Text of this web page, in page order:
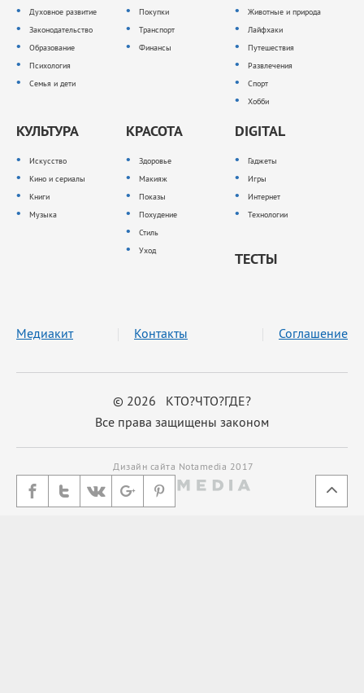
Духовное развитие
Законодательство
Образование
Психология
Семья и дети
Покупки
Транспорт
Финансы
Животные и природа
Лайфхаки
Путешествия
Развлечения
Спорт
Хобби
КУЛЬТУРА
Искусство
Кино и сериалы
Книги
Музыка
КРАСОТА
Здоровье
Макияж
Показы
Похудение
Стиль
Уход
DIGITAL
Гаджеты
Игры
Интернет
Технологии
ТЕСТЫ
© 2026 КТО?ЧТО?ГДЕ?
Все права защищены законом
Медиакит Контакты Соглашение
Дизайн сайта Notamedia 2017